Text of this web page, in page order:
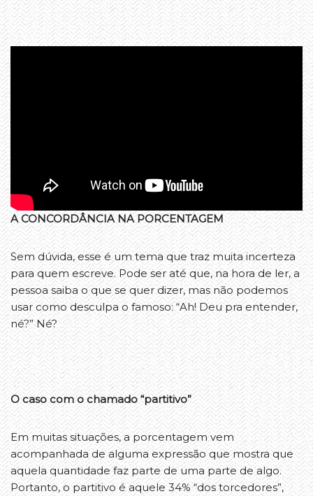
A CONCORDÂNCIA NA PORCENTAGEM
Sem dúvida, esse é um tema que traz muita incerteza
para quem escreve. Pode ser até que, na hora de ler, a
pessoa saiba o que se quer dizer, mas não podemos
usar como desculpa o famoso: “Ah! Deu pra entender,
né?” Né?
O caso com o chamado “partitivo”
Em muitas situações, a porcentagem vem
acompanhada de alguma expressão que mostra que
aquela quantidade faz parte de uma parte de algo.
Portanto, o partitivo é aquele 34% “dos torcedores”,